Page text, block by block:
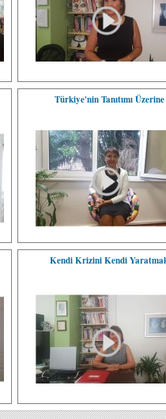
Türkiye'nin Tanıtımı Üzerine
Kendi Krizini Kendi